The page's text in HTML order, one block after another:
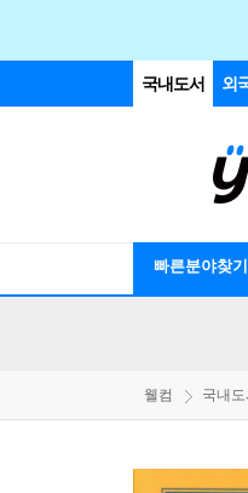
국내도서 외
빠른분야찾기
웰컴 국내도